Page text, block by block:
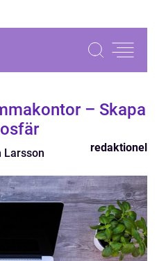
– Skapa
Larsson redaktionel